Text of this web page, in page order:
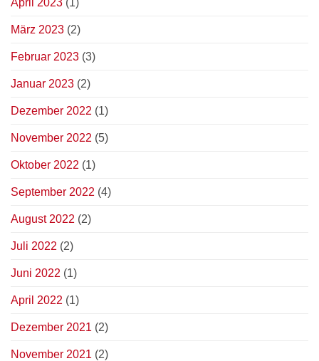
April 2023 (1)
März 2023 (2)
Februar 2023 (3)
Januar 2023 (2)
Dezember 2022 (1)
November 2022 (5)
Oktober 2022 (1)
September 2022 (4)
August 2022 (2)
Juli 2022 (2)
Juni 2022 (1)
April 2022 (1)
Dezember 2021 (2)
November 2021 (2)